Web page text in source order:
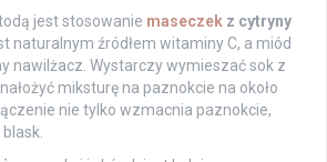
jest stosowanie maseczek z cytryny
naturalnym źródłem witaminy C, a miód
nawilżacz. Wystarczy wymieszać sok z
miksturę na paznokcie na około
nie tylko wzmacnia paznokcie,